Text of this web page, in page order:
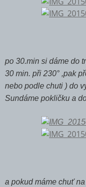
po 30.min si dáme do
30 min. při 230° ,pak
nebo podle chuti ) do
Sundáme pokličku a
a pokud máme chuť